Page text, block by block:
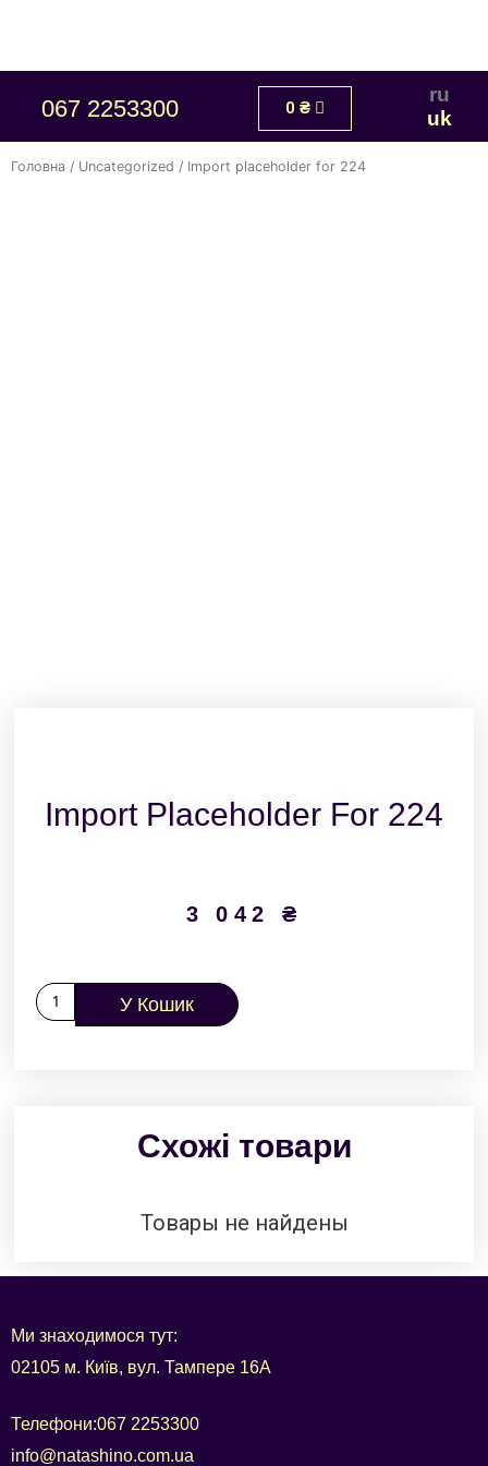
067 2253300 0 ₴
ru
uk
Головна / Uncategorized / Import placeholder for 224
Import Placeholder For 224
3 042 ₴
У Кошик
Схожі товари
Товары не найдены
Ми знаходимося тут:
02105 м. Київ, вул. Тампере 16А
Телефони:067 2253300
info@natashino.com.ua